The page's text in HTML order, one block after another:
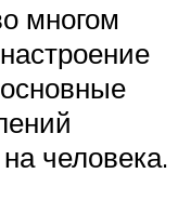
многом
человека.